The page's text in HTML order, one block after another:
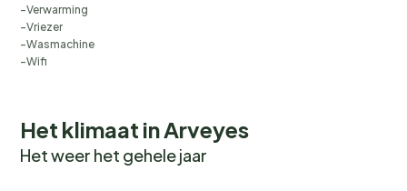
Verwarming
Vriezer
Wasmachine
Wifi
Het klimaat in Arveyes
Het weer het gehele jaar